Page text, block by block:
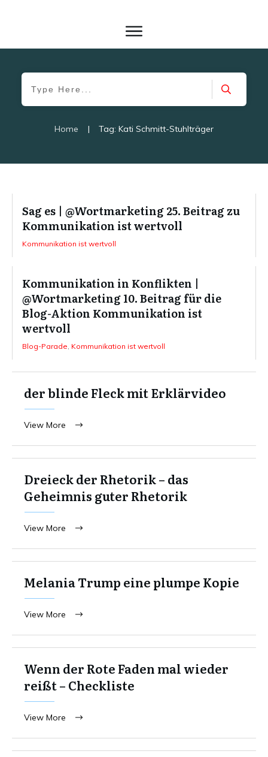
Home | Tag: Kati Schmitt-Stuhlträger
Sag es | @Wortmarketing 25. Beitrag zu
Kommunikation ist wertvoll
Kommunikation ist wertvoll
Kommunikation in Konflikten |
@Wortmarketing 10. Beitrag für die
Blog-Aktion Kommunikation ist
wertvoll
Blog-Parade Kommunikation ist wertvoll
der blinde Fleck mit Erklärvideo
View More
Dreieck der Rhetorik – das
Geheimnis guter Rhetorik
View More
Melania Trump eine plumpe Kopie
View More
Wenn der Rote Faden mal wieder
reißt – Checkliste
View More